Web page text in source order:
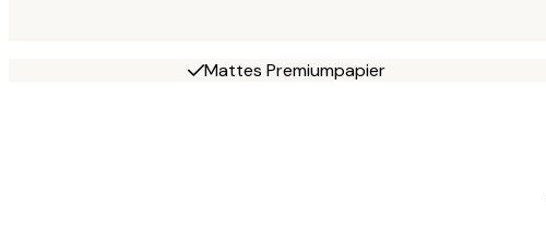
Mattes Premiumpapier